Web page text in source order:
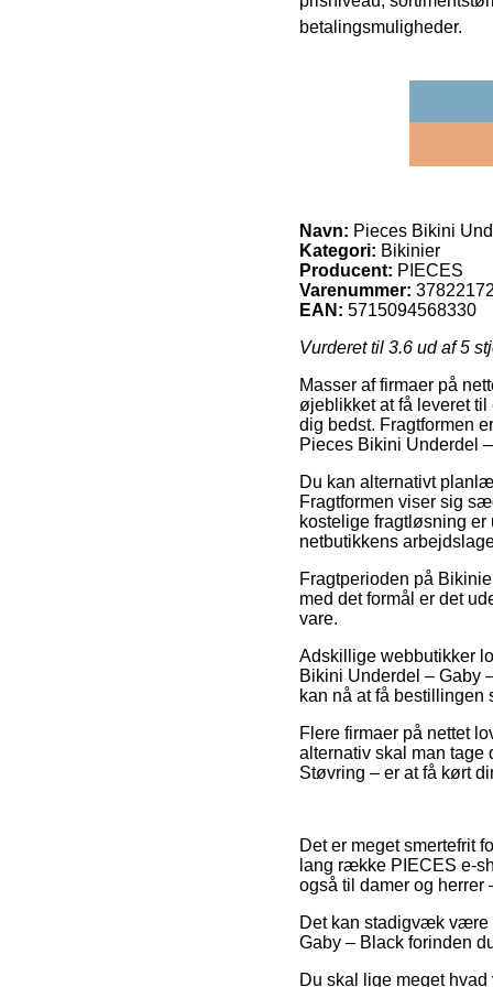
betalingsmuligheder.
Navn: Pieces Bikini
Kategori: Bikinier
Producent: PIECES
Varenummer:
EAN: 5715094568330
Vurderet til 3.6 ud af 5
Masser af firmaer på
øjeblikket at få leveret
dig bedst. Fragtformen
Pieces Bikini Underdel
Du kan alternativt
Fragtformen viser sig
kostelige fragtløsning
netbutikkens
Fragtperioden på
med det formål er det
vare.
Adskillige webbutikker
Bikini Underdel – Gaby
kan nå at få bestillingen
Flere firmaer på nettet
alternativ skal man tage
Støvring – er at få kørt
Det er meget smertefrit
lang række PIECES e-
også til damer og herrer
Det kan stadigvæk være
Gaby – Black forinden
Du skal lige meget